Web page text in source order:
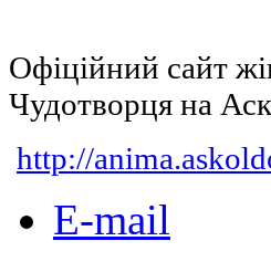
Офіційний сайт
Чудотворця на
http://
E-mail